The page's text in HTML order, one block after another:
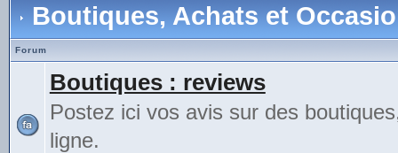
Boutiques, Achats et
Forum
Boutiques : reviews
Postez ici vos avis sur des
ligne.